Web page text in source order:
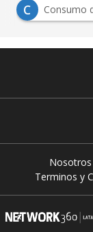
E
Empresas
Nosotros
Terminos y